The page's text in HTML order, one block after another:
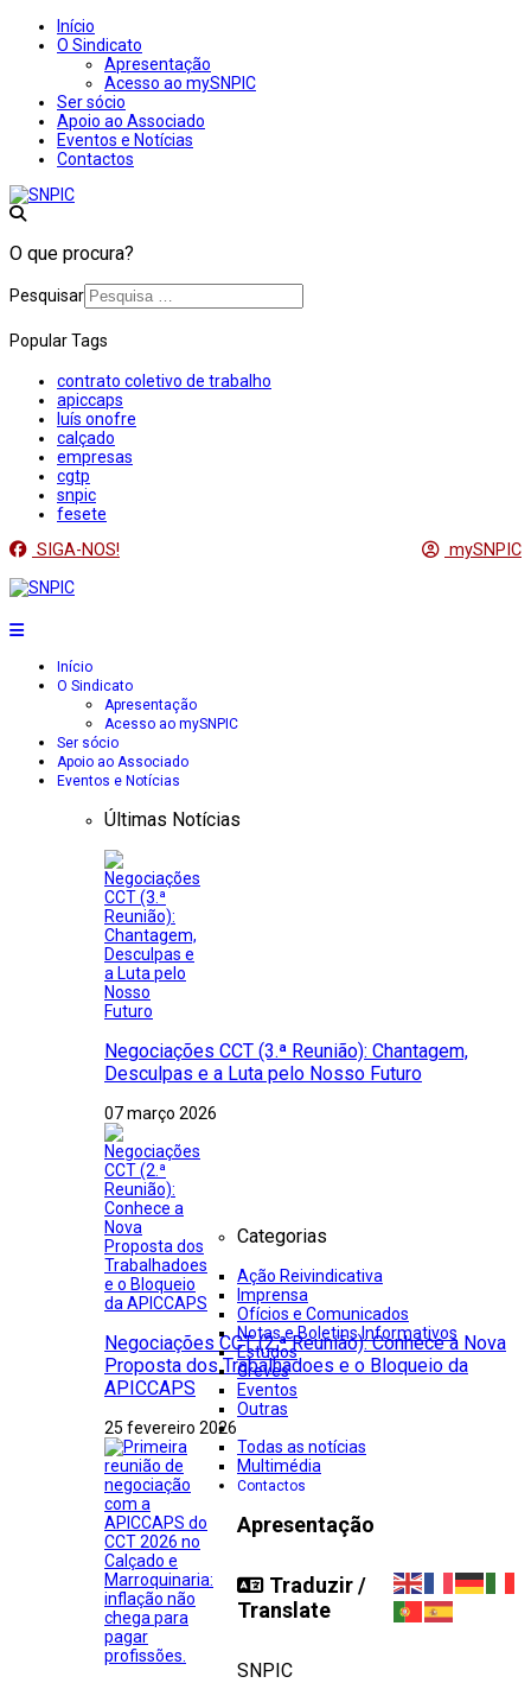
Início
O Sindicato
Apresentação
Acesso ao mySNPIC
Ser sócio
Apoio ao Associado
Eventos e Notícias
Contactos
O que procura?
Pesquisar
Popular Tags
contrato coletivo de trabalho
apiccaps
luís onofre
calçado
empresas
cgtp
snpic
fesete
SIGA-NOS! mySNPIC
Início
O Sindicato
Apresentação
Acesso ao mySNPIC
Ser sócio
Apoio ao Associado
Eventos e Notícias
Últimas Notícias
Negociações CCT (3.ª Reunião): Chantagem,
Desculpas e a Luta pelo Nosso Futuro
07 março 2026
Negociações CCT (2.ª Reunião): Conhece a Nova
Proposta dos Trabalhadoes e o Bloqueio da
APICCAPS
25 fevereiro 2026
Categorias
Ação Reivindicativa
Imprensa
Ofícios e Comunicados
Notas e Boletins Informativos
Estudos
Greves
Eventos
Outras
Todas as notícias
Multimédia
Contactos
Apresentação
Traduzir /
Translate
SNPIC